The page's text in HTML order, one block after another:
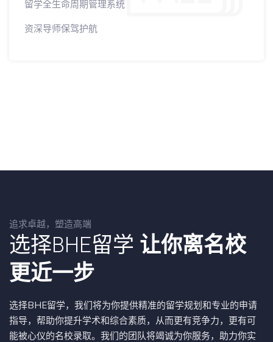
留学全生命周期管理系统
资深导师保驾护航
追求卓越，塑造高端
选择BHE留学 让你离名校
更近一步
选择BHE留学，我们将为你提供精准的留学规划和专业的申请
指导，帮助你提升学术和综合素质，从而更有竞争力，更有可
能被心仪的名校录取。我们的团队将竭诚为你服务，助力你实